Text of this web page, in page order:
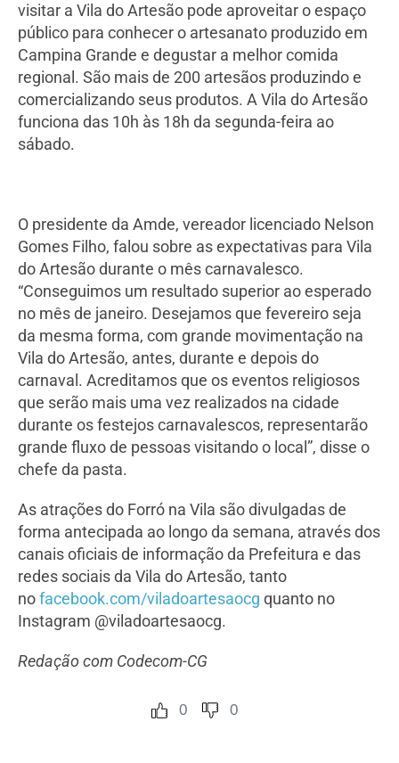
visitar a Vila do Artesão pode aproveitar o espaço
público para conhecer o artesanato produzido em
Campina Grande e degustar a melhor comida
regional. São mais de 200 artesãos produzindo e
comercializando seus produtos. A Vila do Artesão
funciona das 10h às 18h da segunda-feira ao
sábado.
O presidente da Amde, vereador licenciado Nelson
Gomes Filho, falou sobre as expectativas para Vila
do Artesão durante o mês carnavalesco.
“Conseguimos um resultado superior ao esperado
no mês de janeiro. Desejamos que fevereiro seja
da mesma forma, com grande movimentação na
Vila do Artesão, antes, durante e depois do
carnaval. Acreditamos que os eventos religiosos
que serão mais uma vez realizados na cidade
durante os festejos carnavalescos, representarão
grande fluxo de pessoas visitando o local”, disse o
chefe da pasta.
As atrações do Forró na Vila são divulgadas de
forma antecipada ao longo da semana, através dos
canais oficiais de informação da Prefeitura e das
redes sociais da Vila do Artesão, tanto
nofacebook.com/viladoartesaocg quanto no
Instagram @viladoartesaocg.
Redação com Codecom-CG
0 0